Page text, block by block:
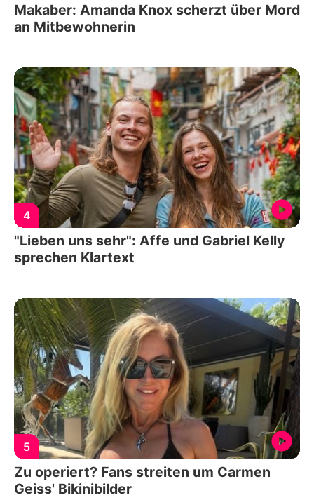
Makaber: Amanda Knox scherzt über Mord
an Mitbewohnerin
4
"Lieben uns sehr": Affe und Gabriel Kelly
sprechen Klartext
5
Zu operiert? Fans streiten um Carmen
Geiss' Bikinibilder